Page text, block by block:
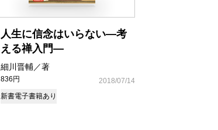
人生に信念はいらない―考
える禅入門―
細川晋輔／著
836円
2018/07/14
新書電子書籍あり